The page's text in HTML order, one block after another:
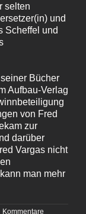
selten
und
Scheffel und
Bücher
Aufbau-Verlag
von Fred
zur
darüber
Vargas nicht
kann man mehr
Kommentare